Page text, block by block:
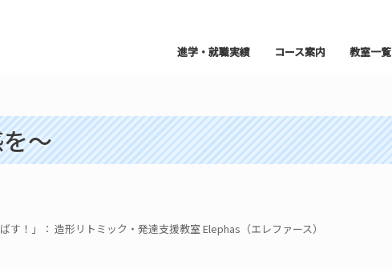
進学・就職実績 コース案内 教室一覧
～
！」： 造形リトミック・発達支援教室 Elephas（エレファース）